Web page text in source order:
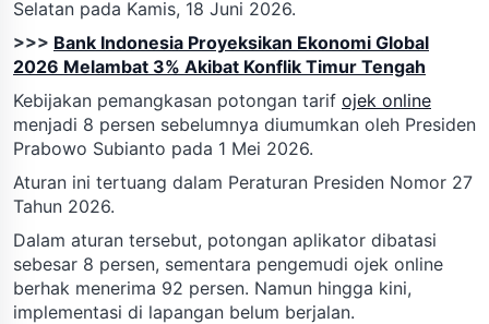
Selatan pada Kamis, 18 Juni 2026.
>>> Bank Indonesia Proyeksikan Ekonomi Global
2026 Melambat 3% Akibat Konflik Timur Tengah
Kebijakan pemangkasan potongan tarif ojek online
menjadi 8 persen sebelumnya diumumkan oleh Presiden
Prabowo Subianto pada 1 Mei 2026.
Aturan ini tertuang dalam Peraturan Presiden Nomor 27
Tahun 2026.
Dalam aturan tersebut, potongan aplikator dibatasi
sebesar 8 persen, sementara pengemudi ojek online
berhak menerima 92 persen. Namun hingga kini,
implementasi di lapangan belum berjalan.